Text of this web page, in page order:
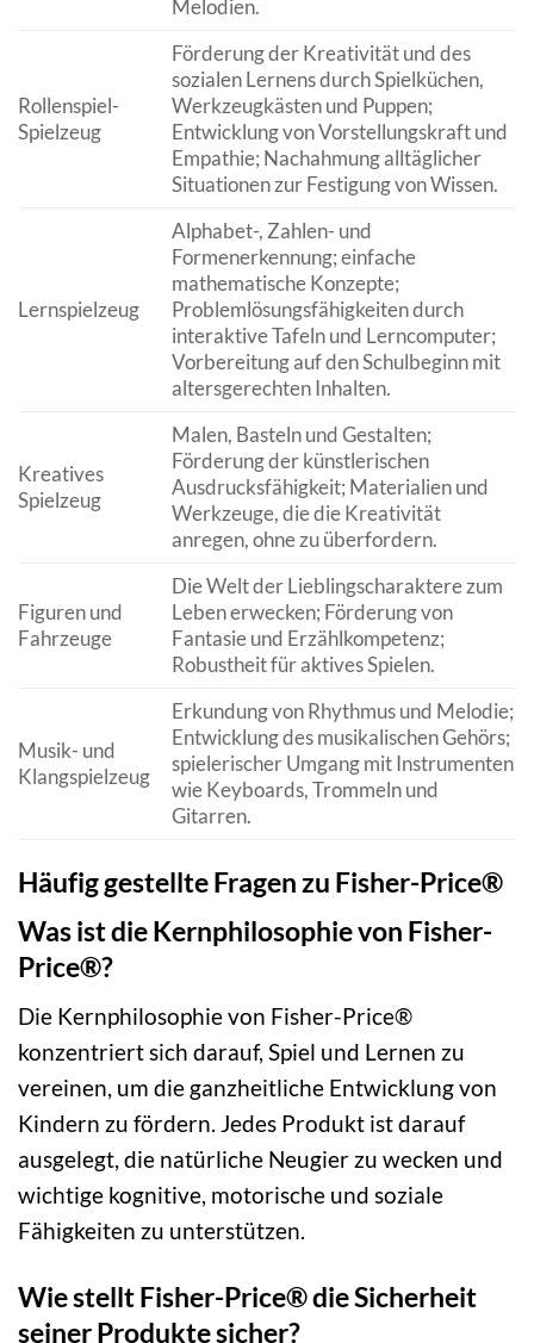
Melodien.
Rollenspiel-
Spielzeug
Förderung der Kreativität und des
sozialen Lernens durch Spielküchen,
Werkzeugkästen und Puppen;
Entwicklung von Vorstellungskraft und
Empathie; Nachahmung alltäglicher
Situationen zur Festigung von Wissen.
Lernspielzeug
Alphabet-, Zahlen- und
Formenerkennung; einfache
mathematische Konzepte;
Problemlösungsfähigkeiten durch
interaktive Tafeln und Lerncomputer;
Vorbereitung auf den Schulbeginn mit
altersgerechten Inhalten.
Kreatives
Spielzeug
Malen, Basteln und Gestalten;
Förderung der künstlerischen
Ausdrucksfähigkeit; Materialien und
Werkzeuge, die die Kreativität
anregen, ohne zu überfordern.
Figuren und
Fahrzeuge
Die Welt der Lieblingscharaktere zum
Leben erwecken; Förderung von
Fantasie und Erzählkompetenz;
Robustheit für aktives Spielen.
Musik- und
Klangspielzeug
Erkundung von Rhythmus und Melodie;
Entwicklung des musikalischen Gehörs;
spielerischer Umgang mit Instrumenten
wie Keyboards, Trommeln und
Gitarren.
Häufig gestellte Fragen zu Fisher-Price®
Was ist die Kernphilosophie von Fisher-
Price®?
Die Kernphilosophie von Fisher-Price®
konzentriert sich darauf, Spiel und Lernen zu
vereinen, um die ganzheitliche Entwicklung von
Kindern zu fördern. Jedes Produkt ist darauf
ausgelegt, die natürliche Neugier zu wecken und
wichtige kognitive, motorische und soziale
Fähigkeiten zu unterstützen.
Wie stellt Fisher-Price® die Sicherheit
seiner Produkte sicher?